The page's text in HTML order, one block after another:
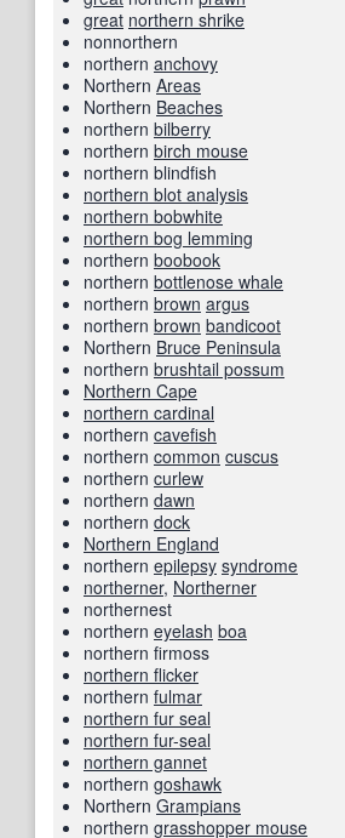
great northern shrike
nonnorthern
northern anchovy
Northern Areas
Northern Beaches
northern bilberry
northern birch mouse
northern blindfish
northern blot analysis
northern bobwhite
northern bog lemming
northern boobook
northern bottlenose whale
northern brown argus
northern brown bandicoot
Northern Bruce Peninsula
northern brushtail possum
Northern Cape
northern cardinal
northern cavefish
northern common cuscus
northern curlew
northern dawn
northern dock
Northern England
northern epilepsy syndrome
northerner, Northerner
northernest
northern eyelash boa
northern firmoss
northern flicker
northern fulmar
northern fur seal
northern fur-seal
northern gannet
northern goshawk
Northern Grampians
northern grasshopper mouse